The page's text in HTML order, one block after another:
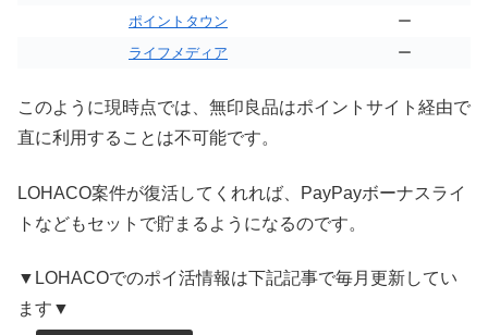
ポイントタウン
ー
ライフメディア
ー
このように現時点では、無印良品はポイントサイト経由で
直に利用することは不可能です。
LOHACO案件が復活してくれれば、PayPayボーナスライ
トなどもセットで貯まるようになるのです。
▼LOHACOでのポイ活情報は下記記事で毎月更新してい
ます▼